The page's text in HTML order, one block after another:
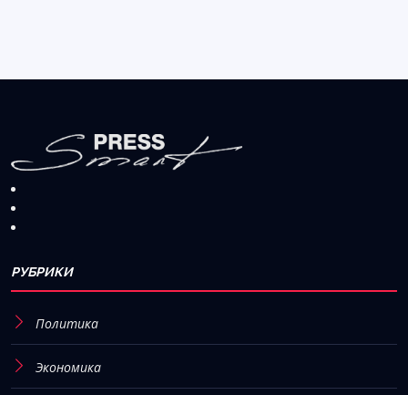
РУБРИКИ
Политика
Экономика